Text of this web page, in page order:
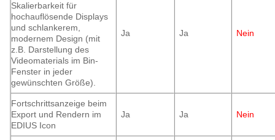
Skalierbarkeit für
hochauflösende Displays
und schlankerem,
modernem Design (mit
z.B. Darstellung des
Videomaterials im Bin-
Fenster in jeder
gewünschten Größe).
Ja Ja Nein
Fortschrittsanzeige beim
Export und Rendern im
EDIUS Icon
Ja Ja Nein